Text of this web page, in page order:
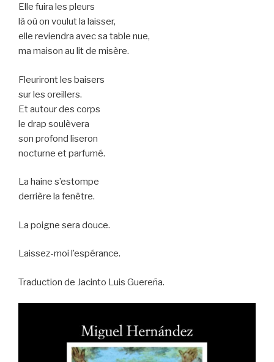
Elle fuira les pleurs
là où on voulut la laisser,
elle reviendra avec sa table nue,
ma maison au lit de misère.
Fleuriront les baisers
sur les oreillers.
Et autour des corps
le drap soulèvera
son profond liseron
nocturne et parfumé.
La haine s’estompe
derrière la fenêtre.
La poigne sera douce.
Laissez-moi l’espérance.
Traduction de Jacinto Luis Guereña.